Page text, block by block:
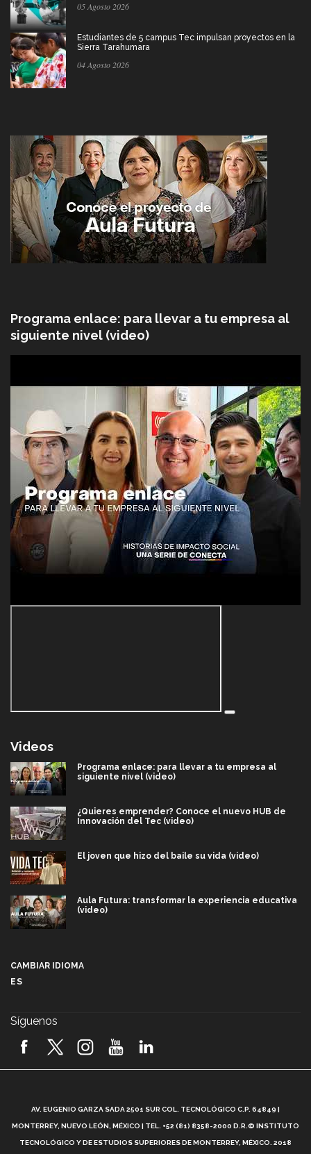
05 Agosto 2026
Estudiantes de 5 campus Tec impulsan proyectos en la
Sierra Tarahumara
04 Agosto 2026
Programa enlace: para llevar a tu empresa al
siguiente nivel (video)
Videos
Programa enlace: para llevar a tu empresa al
siguiente nivel (video)
¿Quieres emprender? Conoce el nuevo HUB de
Innovación del Tec (video)
El joven que hizo del baile su vida (video)
Aula Futura: transformar la experiencia educativa
(video)
2026! (video)
¿Cómo es el Modelo Educativo Tec? (video)
CAMBIAR IDIOMA
ES
Síguenos
AV. EUGENIO GARZA SADA 2501 SUR COL. TECNOLÓGICO C.P. 64849 |
MONTERREY, NUEVO LEÓN, MÉXICO | TEL. +52 (81) 8358-2000 D.R.© INSTITUTO
TECNOLÓGICO Y DE ESTUDIOS SUPERIORES DE MONTERREY, MÉXICO. 2018